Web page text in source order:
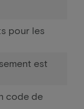
pour les
est
code de